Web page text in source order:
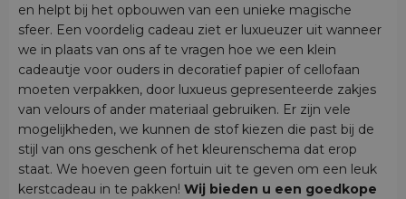
en helpt bij het opbouwen van een unieke magische
sfeer. Een voordelig cadeau ziet er luxueuzer uit wanneer
we in plaats van ons af te vragen hoe we een klein
cadeautje voor ouders in decoratief papier of cellofaan
moeten verpakken, door luxueus gepresenteerde zakjes
van velours of ander materiaal gebruiken. Er zijn vele
mogelijkheden, we kunnen de stof kiezen die past bij de
stijl van ons geschenk of het kleurenschema dat erop
staat. We hoeven geen fortuin uit te geven om een leuk
kerstcadeau in te pakken! Wij bieden u een goedkope